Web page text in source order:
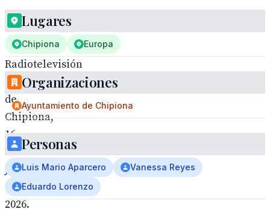
Radiotelevisión
municipal
de
Chipiona,
16
de
junio
de
2026.
Lugares
Chipiona Europa
Organizaciones
Ayuntamiento de Chipiona
Personas
Luis Mario Aparcero
Vanessa Reyes
Eduardo Lorenzo